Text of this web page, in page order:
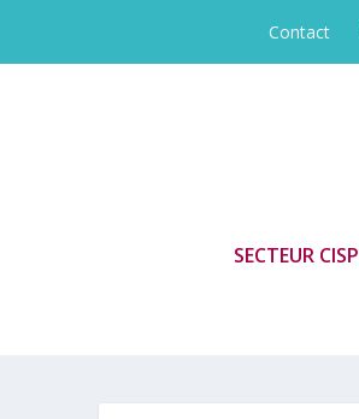
Contact
SECTEUR CISP